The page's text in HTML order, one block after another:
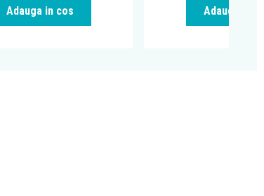
Adauga in cos Adauga in